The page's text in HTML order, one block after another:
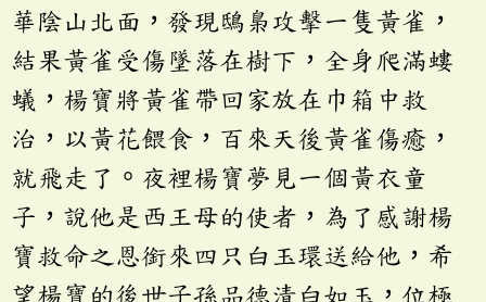
華陰山北面，發現鴟梟攻擊一隻黃雀，
結果黃雀受傷墜落在樹下，全身爬滿螻
蟻，楊寶將黃雀帶回家放在巾箱中救
治，以黃花餵食，百來天後黃雀傷癒，
就飛走了。夜裡楊寶夢見一個黃衣童
子，說他是西王母的使者，為了感謝楊
寶救命之恩銜來四只白玉環送給他，希
望楊寶的後世子孫品德清白如玉，位極